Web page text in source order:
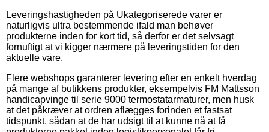
Leveringshastigheden på Ukategoriserede varer er
naturligvis ultra bestemmende ifald man behøver
produkterne inden for kort tid, så derfor er det selvsagt
fornuftigt at vi kigger nærmere på leveringstiden for den
aktuelle vare.
Flere webshops garanterer levering efter en enkelt hverdag
på mange af butikkens produkter, eksempelvis FM Mattsson
handicapvinge til serie 9000 termostatarmaturer, men husk
at det påkræver at ordren aflægges forinden et fastsat
tidspunkt, sådan at de har udsigt til at kunne nå at få